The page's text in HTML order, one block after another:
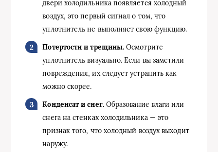
двери холодильника появляется холодный
воздух, это первый сигнал о том, что
уплотнитель не выполняет свою функцию.
Потертости и трещины. Осмотрите
уплотнитель визуально. Если вы заметили
повреждения, их следует устранить как
можно скорее.
Конденсат и снег.Образование влаги или
снега на стенках холодильника — это
признак того, что холодный воздух выходит
наружу.